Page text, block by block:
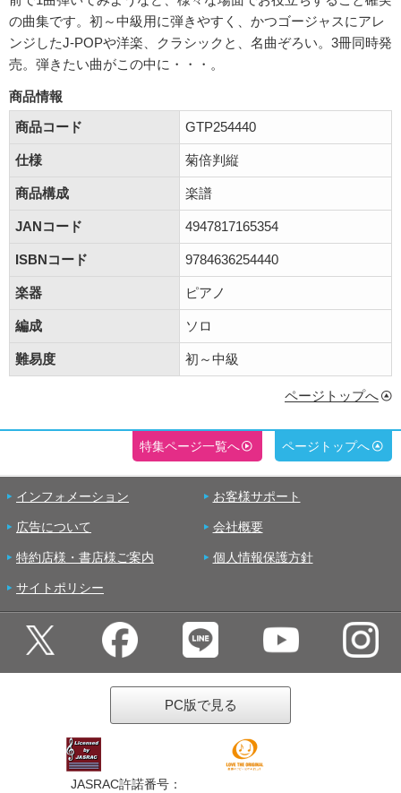
の曲集です。初～中級用に弾きやすく、かつゴージャスにアレ
ンジしたJ-POPや洋楽、クラシックと、名曲ぞろい。3冊同時発
売。弾きたい曲がこの中に・・・。
商品情報
商品コード
GTP254440
仕様 菊倍判縦
商品構成 楽譜
JANコード 4947817165354
ISBNコード 9784636254440
楽器 ピアノ
編成 ソロ
難易度 初～中級
ページトップへ
特集ページ一覧へ ページトップへ
インフォメーション お客様サポート
広告について 会社概要
特約店様・書店様ご案内 個人情報保護方針
サイトポリシー
PC版で見る
JASRAC許諾番号：